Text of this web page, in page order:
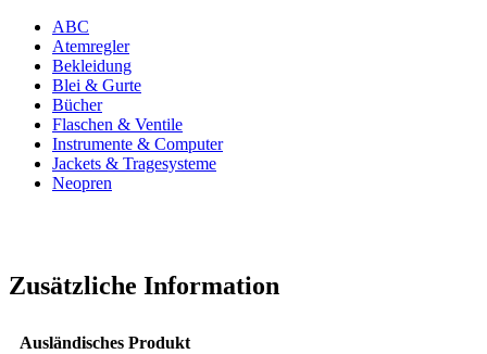
ABC
Atemregler
Bekleidung
Blei & Gurte
Bücher
Flaschen & Ventile
Instrumente & Computer
Jackets & Tragesysteme
Neopren
Zusätzliche Information
Ausländisches Produkt